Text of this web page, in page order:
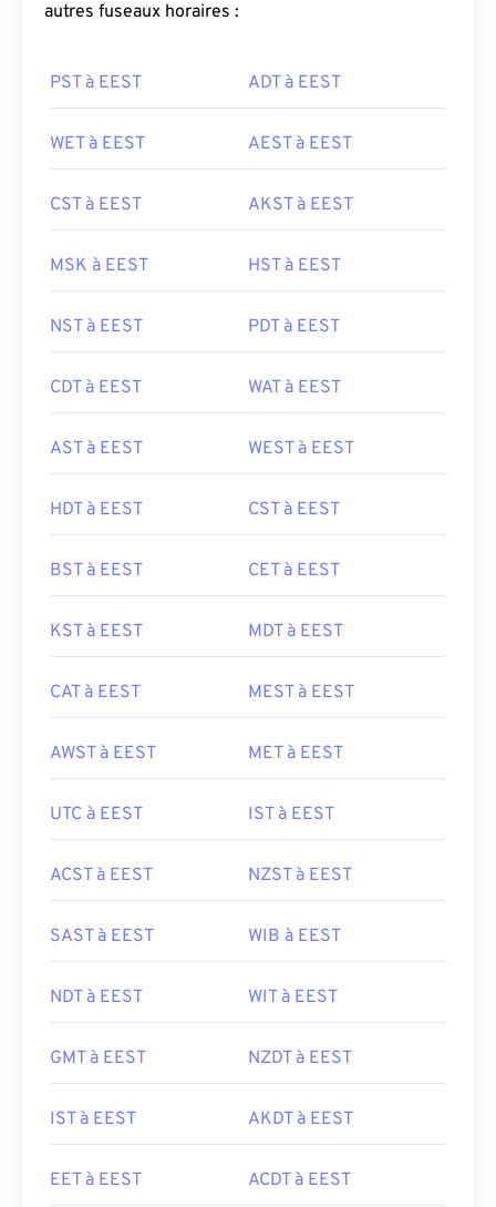
autres fuseaux horaires :
PST à EEST ADT à EEST
WET à EEST AEST à EEST
CST à EEST AKST à EEST
MSK à EEST HST à EEST
NST à EEST PDT à EEST
CDT à EEST WAT à EEST
AST à EEST WEST à EEST
HDT à EEST CST à EEST
BST à EEST CET à EEST
KST à EEST MDT à EEST
CAT à EEST MEST à EEST
AWST à EEST MET à EEST
UTC à EEST IST à EEST
ACST à EEST NZST à EEST
SAST à EEST WIB à EEST
NDT à EEST WIT à EEST
GMT à EEST NZDT à EEST
IST à EEST AKDT à EEST
EET à EEST ACDT à EEST